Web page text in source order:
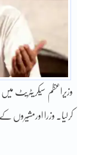
وزیراعظم سیکریٹریٹ
کرلیا۔ وزرا اورمشیروں